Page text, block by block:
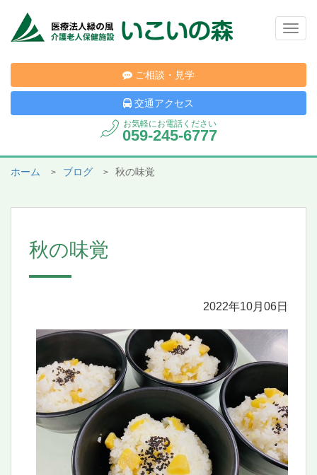
ご相談・見学
交通アクセス
お気軽にお電話ください
059-245-6777
ホーム ブログ 秋の味覚
秋の味覚
2022年10月06日